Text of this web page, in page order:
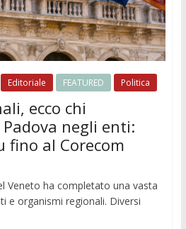
Editoriale FEATURED Politica
ecco chi
negli enti:
fino al Corecom
Veneto ha completato una vasta
e organismi regionali. Diversi